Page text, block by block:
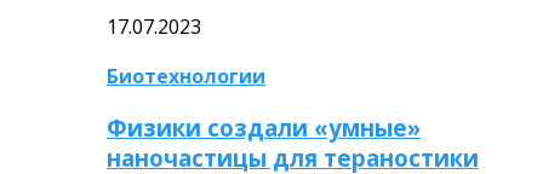
17.07.2023
Биотехнологии
Физики создали «умные»
наночастицы для тераностики